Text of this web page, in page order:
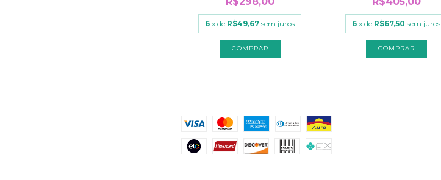
6 x de R$49,67 sem juros 6 x de R$67,50 sem juros
COMPRAR